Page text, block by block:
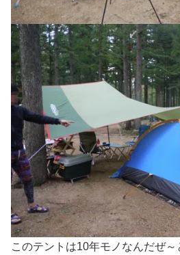
このテントは10年モノなんだぜ